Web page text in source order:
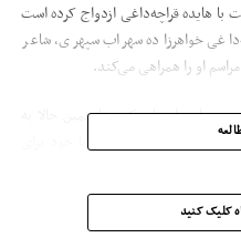
با‌ هایده قراچه‌داغی ازدواج کرده است
خواهرزاده سهراب سپهری، شاعر
او را همراهی می‌کند.
هم از ‌سال ۱۳۶۰ که با احمد حامد ازدواج کرده تا همین حالا به
جالب این‌که معتمد آریا خود برای
من باید برگردم سوئد. گفتم ولش کن
ما را نمی‌گیرد. اگر نخواستی بعد از
کلیک کنید